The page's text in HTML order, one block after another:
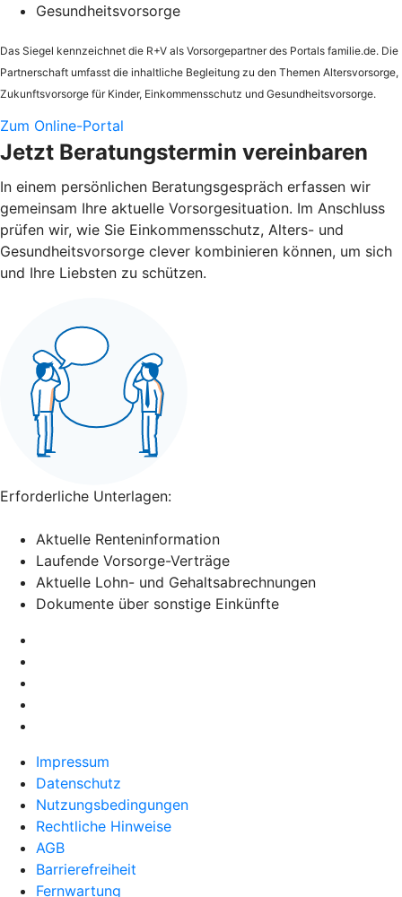
Gesundheitsvorsorge
Das Siegel kennzeichnet die R+V als Vorsorgepartner des Portals familie.de. Die
Partnerschaft umfasst die inhaltliche Begleitung zu den Themen Altersvorsorge,
Zukunftsvorsorge für Kinder, Einkommensschutz und Gesundheitsvorsorge.
Zum Online-Portal
Jetzt Beratungstermin vereinbaren
In einem persönlichen Beratungsgespräch erfassen wir
gemeinsam Ihre aktuelle Vorsorgesituation. Im Anschluss
prüfen wir, wie Sie Einkommensschutz, Alters- und
Gesundheitsvorsorge clever kombinieren können, um sich
und Ihre Liebsten zu schützen.
Erforderliche Unterlagen:
Aktuelle Renteninformation
Laufende Vorsorge-Verträge
Aktuelle Lohn- und Gehaltsabrechnungen
Dokumente über sonstige Einkünfte
Impressum
Datenschutz
Nutzungsbedingungen
Rechtliche Hinweise
AGB
Barrierefreiheit
Fernwartung